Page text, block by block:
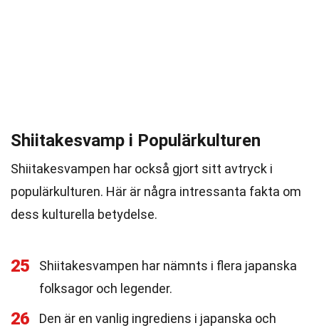
Shiitakesvamp i Populärkulturen
Shiitakesvampen har också gjort sitt avtryck i
populärkulturen. Här är några intressanta fakta om
dess kulturella betydelse.
25
Shiitakesvampen har nämnts i flera japanska
folksagor och legender.
26
Den är en vanlig ingrediens i japanska och